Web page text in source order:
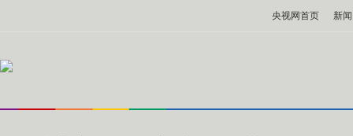
央视网首页 新闻